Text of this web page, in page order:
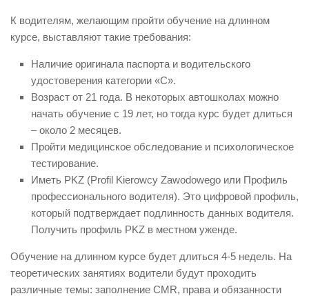
К водителям, желающим пройти обучение на длинном
курсе, выставляют такие требования:
Наличие оригинала паспорта и водительского
удостоверения категории «С».
Возраст от 21 года. В некоторых автошколах можно
начать обучение с 19 лет, но тогда курс будет длиться
– около 2 месяцев.
Пройти медицинское обследование и психологическое
тестирование.
Иметь PKZ (Profil Kierowcy Zawodowego или Профиль
профессионального водителя). Это цифровой профиль,
который подтверждает подлинность данных водителя.
Получить профиль PKZ в местном уженде.
Обучение на длинном курсе будет длиться 4-5 недель. На
теоретических занятиях водители будут проходить
различные темы: заполнение CMR, права и обязанности